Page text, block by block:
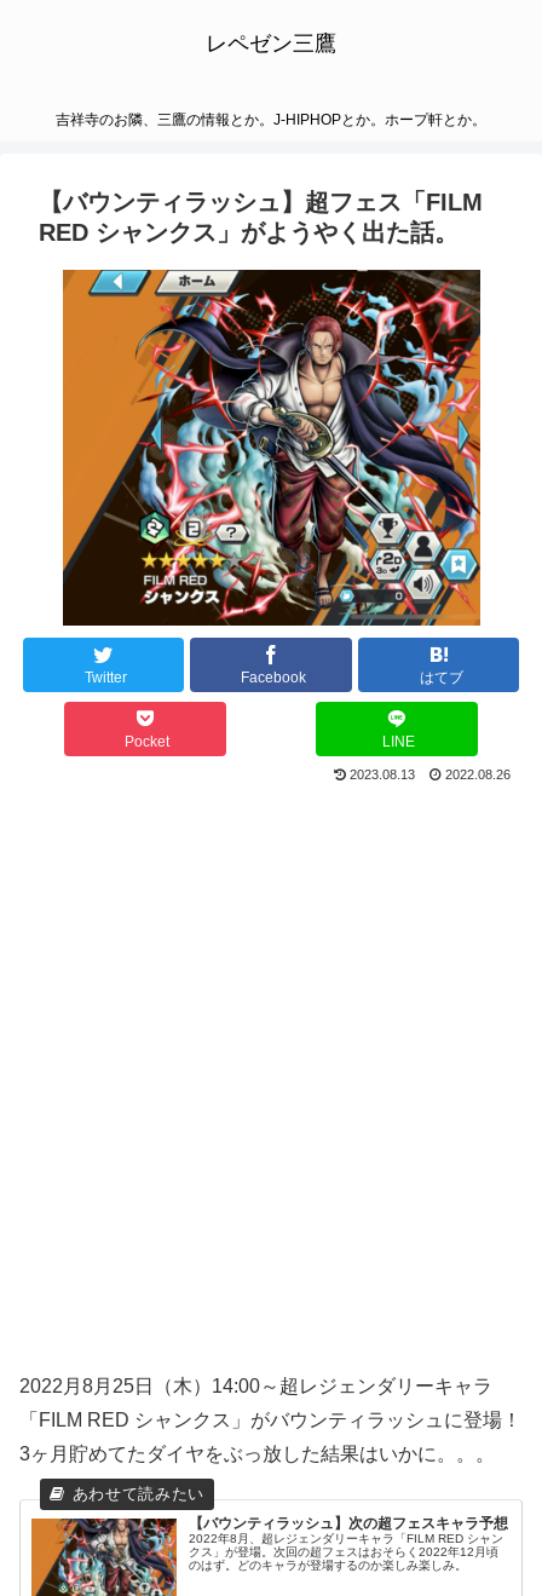
レペゼン三鷹
吉祥寺のお隣、三鷹の情報とか。J-HIPHOPとか。ホープ軒とか。
【バウンティラッシュ】超フェス「FILM
RED シャンクス」がようやく出た話。
Twitter Facebook はてブ
Pocket LINE
2023.08.13 2022.08.26
2022月8月25日（木）14:00～超レジェンダリーキャラ
「FILM RED シャンクス」がバウンティラッシュに登場！
3ヶ月貯めてたダイヤをぶっ放した結果はいかに。。。
【バウンティラッシュ】次の超フェスキャラ予想
2022年8月、超レジェンダリーキャラ「FILM RED シャン
クス」が登場。次回の超フェスはおそらく2022年12月頃
のはず。どのキャラが登場するのか楽しみ楽しみ。